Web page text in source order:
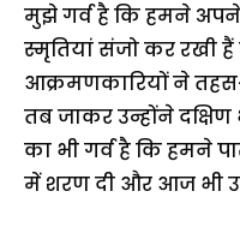
मुझे गर्व है कि हमने अपने
स्मृतियां संजो कर रखी
आक्रमणकारियों ने
तब जाकर उन्होंने
का भी गर्व है कि हमने
में शरण दी और आज भी